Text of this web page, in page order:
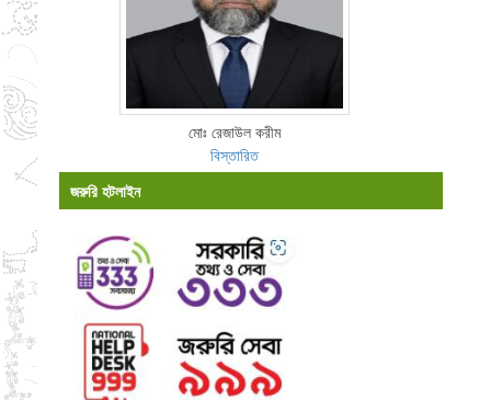
মোঃ রেজাউল করীম
বিস্তারিত
জরুরি হটলাইন